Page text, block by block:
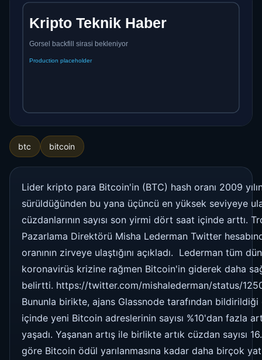
btc bitcoin
Lider kripto para Bitcoin'in (BTC) hash oranı 2009
sürüldüğünden bu yana üçüncü en yüksek seviyeye
cüzdanlarının sayısı son yirmi dört saat içinde arttı.
Pazarlama Direktörü Misha Lederman Twitter
oranının zirveye ulaştığını açıkladı. Lederman tüm
koronavirüs krizine rağmen Bitcoin'in giderek daha
belirtti. https://twitter.com/mishalederman/status/
Bununla birikte, ajans Glassnode tarafından
içinde yeni Bitcoin adreslerinin sayısı %10'dan fazla
yaşadı. Yaşanan artış ile birlikte artık cüzdan sayısı
göre Bitcoin ödül yarılanmasına kadar daha birçok